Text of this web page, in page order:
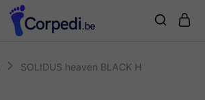
SOLIDUS heaven BLACK H